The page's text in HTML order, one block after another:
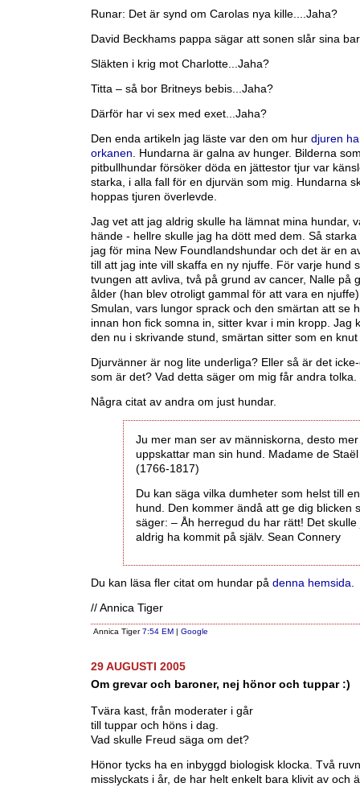
Runar: Det är synd om Carolas nya kille....Jaha?
David Beckhams pappa sägar att sonen slår sina
Släkten i krig mot Charlotte...Jaha?
Titta – så bor Britneys bebis...Jaha?
Därför har vi sex med exet...Jaha?
Den enda artikeln jag läste var den om hur djuren
orkanen. Hundarna är galna av hunger. Bilderna
pitbullhundar försöker döda en jättestor tjur var
starka, i alla fall för en djurvän som mig. Hundarna
hoppas tjuren överlevde.
Jag vet att jag aldrig skulle ha lämnat mina hundar,
hände - hellre skulle jag ha dött med dem. Så
jag för mina New Foundlandshundar och det är en
till att jag inte vill skaffa en ny njuffe. För varje hund
tvungen att avliva, två på grund av cancer, Nalle på
ålder (han blev otroligt gammal för att vara en
Smulan, vars lungor sprack och den smärtan att se
innan hon fick somna in, sitter kvar i min kropp. Jag
den nu i skrivande stund, smärtan sitter som en
Djurvänner är nog lite underliga? Eller så är det
som är det? Vad detta säger om mig får andra tolka.
Några citat av andra om just hundar.
Ju mer man ser av människorna, desto mer
uppskattar man sin hund. Madame de Staël
(1766-1817)
Du kan säga vilka dumheter som helst till en
hund. Den kommer ändå att ge dig blicken
säger: – Åh herregud du har rätt! Det skulle
aldrig ha kommit på själv. Sean Connery
Du kan läsa fler citat om hundar på denna hemsida.
// Annica Tiger
Annica Tiger7:54 EM | Google
29 AUGUSTI 2005
Om grevar och baroner, nej hönor och tuppar :)
Tvära kast, från moderater i går
till tuppar och höns i dag.
Vad skulle Freud säga om det?
Hönor tycks ha en inbyggd biologisk klocka. Två
misslyckats i år, de har helt enkelt bara klivit av och